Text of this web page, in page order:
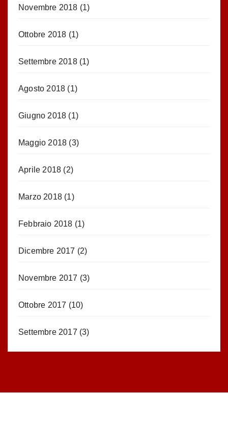
Novembre 2018 (1)
Ottobre 2018 (1)
Settembre 2018(1)
Agosto 2018 (1)
Giugno 2018 (1)
Maggio 2018 (3)
Aprile 2018 (2)
Marzo 2018 (1)
Febbraio 2018 (1)
Dicembre 2017 (2)
Novembre 2017 (3)
Ottobre 2017 (10)
Settembre 2017 (3)